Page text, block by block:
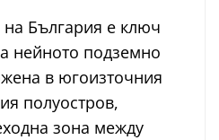
на България е ключ
нейното подземно
в югоизточния
полуостров,
зона между